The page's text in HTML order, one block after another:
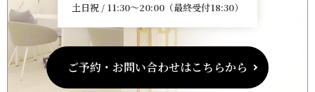
土日祝 / 11:30～20:00（最終受付18:30）
ご予約・お問い合わせはこちらから